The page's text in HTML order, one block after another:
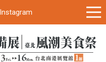
Instagram